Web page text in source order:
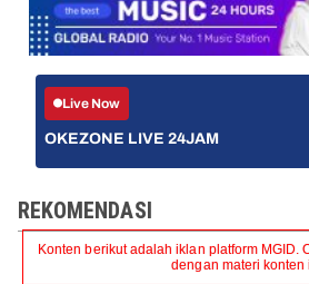
Live Now
OKEZONE LIVE 24JAM